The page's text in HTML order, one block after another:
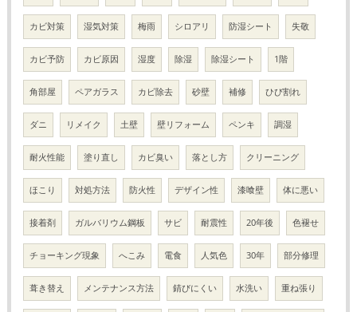
カビ対策 湿気対策 梅雨 シロアリ 防湿シート 失敬
カビ予防 カビ原因 湿度 除湿 除湿シート 1階
角部屋 ペアガラス カビ除去 砂壁 補修 ひび割れ
ダニ リメイク 土壁 壁リフォーム ペンキ 調湿
耐火性能 塗り直し カビ臭い 落とし方 クリーニング
ほこり 対処方法 防火性 デザイン性 漆喰壁 体に悪い
接着剤 ガルバリウム鋼板 サビ 耐震性 20年後 色褪せ
チョーキング現象 へこみ 電食 人気色 30年 部分修理
葺き替え メンテナンス方法 錆びにくい 水洗い 重ね張り